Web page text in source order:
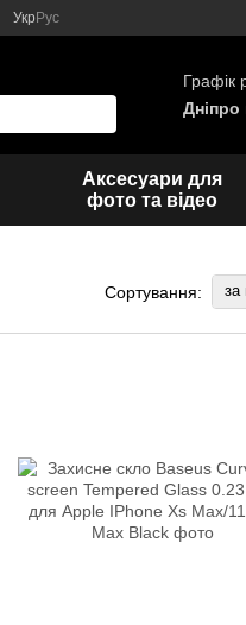
Укр Рус
Графік
Дніпро
Аксесуари для
фото та відео
Сортування: за